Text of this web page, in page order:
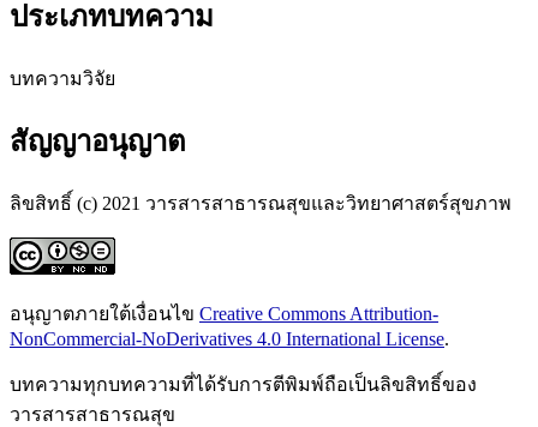
ประเภทบทความ
บทความวิจัย
สัญญาอนุญาต
ลิขสิทธิ์ (c) 2021 วารสารสาธารณสุขและวิทยาศาสตร์สุขภาพ
อนุญาตภายใต้เงื่อนไข Creative Commons Attribution-
NonCommercial-NoDerivatives 4.0 International License.
บทความทุกบทความที่ได้รับการตีพิมพ์ถือเป็นลิขสิทธิ์ของ
วารสารสาธารณสุข